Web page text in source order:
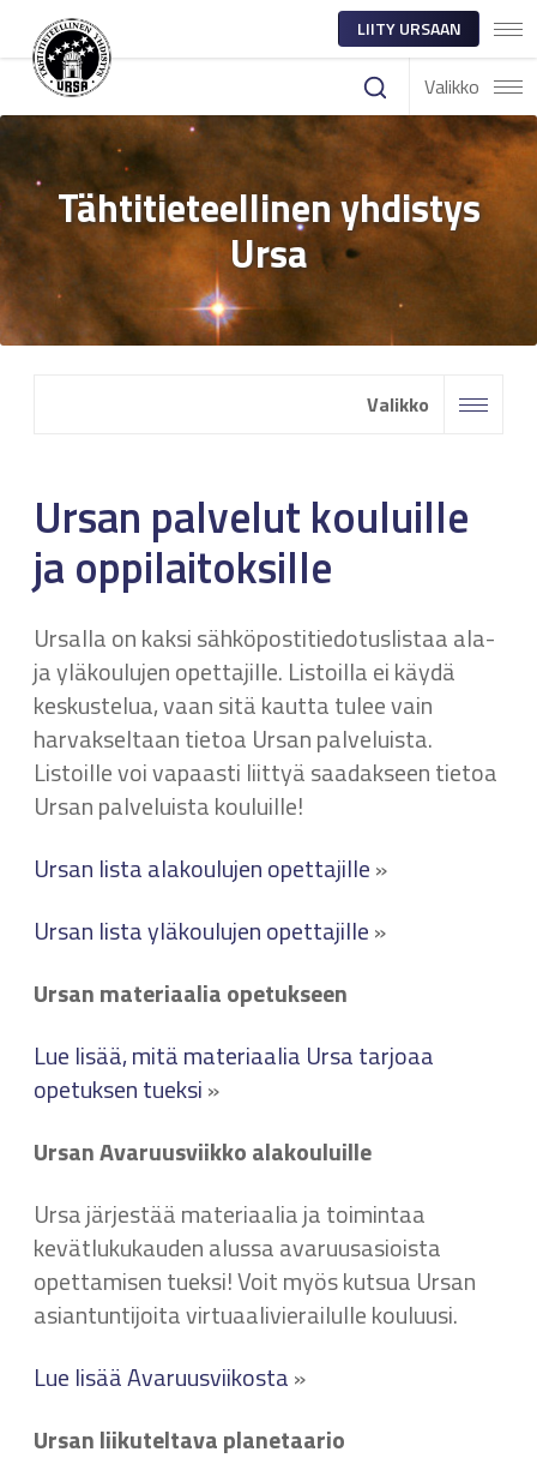
LIITY URSAAN
Valikko
Tähtitieteellinen yhdistys
Ursa
Valikko
Ursan palvelut kouluille
ja oppilaitoksille
Ursalla on kaksi sähköpostitiedotuslistaa ala-
ja yläkoulujen opettajille. Listoilla ei käydä
keskustelua, vaan sitä kautta tulee vain
harvakseltaan tietoa Ursan palveluista.
Listoille voi vapaasti liittyä saadakseen tietoa
Ursan palveluista kouluille!
Ursan lista alakoulujen opettajille»
Ursan lista yläkoulujen opettajille»
Ursan materiaalia opetukseen
Lue lisää, mitä materiaalia Ursa tarjoaa
opetuksen tueksi»
Ursan Avaruusviikko alakouluille
Ursa järjestää materiaalia ja toimintaa
kevätlukukauden alussa avaruusasioista
opettamisen tueksi! Voit myös kutsua Ursan
asiantuntijoita virtuaalivierailulle kouluusi.
Lue lisää Avaruusviikosta»
Ursan liikuteltava planetaario